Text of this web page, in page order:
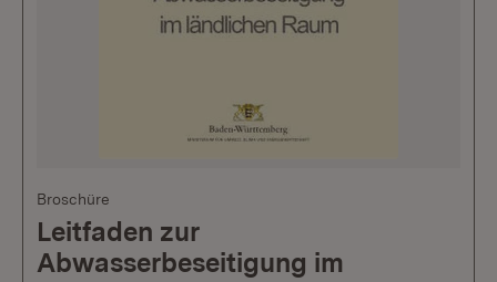
Broschüre
Leitfaden zur
Abwasserbeseitigung im